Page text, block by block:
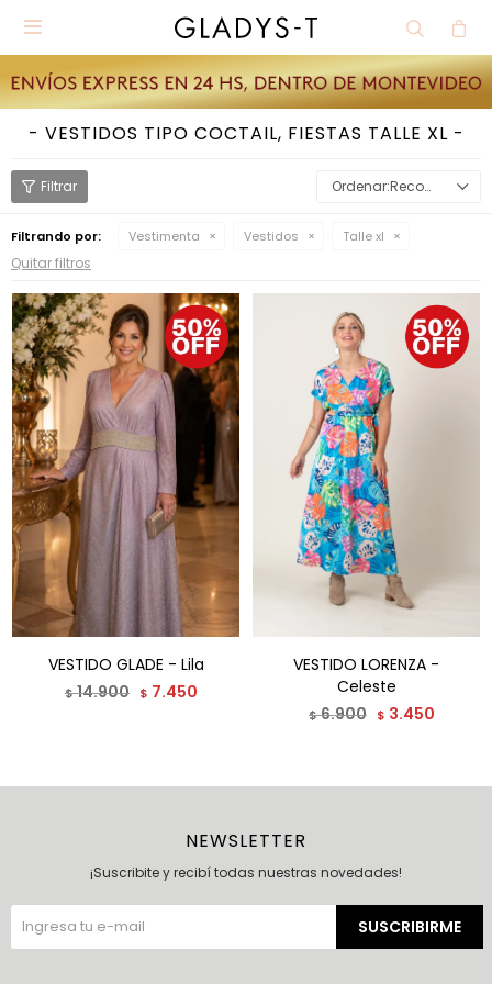

VESTIDOS TIPO COCTAIL, FIESTAS TALLE XL
Recomendados
Filtrando por: Vestimenta Vestidos Talle xl
Quitar filtros
VESTIDO GLADE - Lila
$14.900 $ 7.450
VESTIDO LORENZA -
Celeste
$6.900 $ 3.450
NEWSLETTER
¡Suscribite y recibí todas nuestras novedades!
SUSCRIBIRME